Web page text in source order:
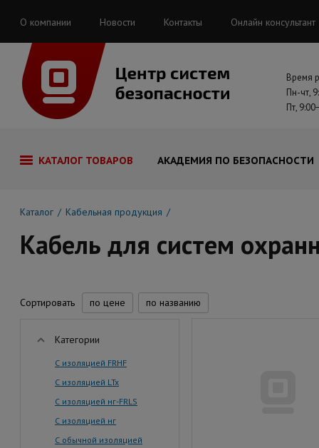
О компании Новости Контакты Онлайн консультант
Время
Пн-чт,
Пт,
КАТАЛОГ ТОВАРОВ АКАДЕМИЯ ПО БЕЗОПАСНОСТИ
Каталог Кабельная продукция
Кабель для систем
Сортировать по цене по названию
Категории
С изоляцией FRHF
С изоляцией LTx
С изоляцией нг-FRLS
С изоляцией нг
С обычной изоляцией